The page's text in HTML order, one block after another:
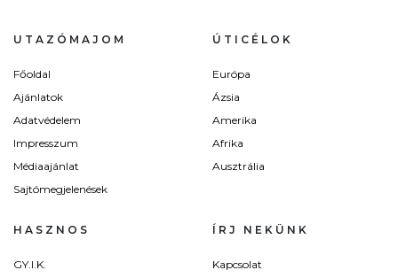
UTAZÓMAJOM
Főoldal
Ajánlatok
Adatvédelem
Impresszum
Médiaajánlat
Sajtómegjelenések
ÚTICÉLOK
Európa
Ázsia
Amerika
Afrika
Ausztrália
HASZNOS
GY.I.K.
ÍRJ NEKÜNK
Kapcsolat